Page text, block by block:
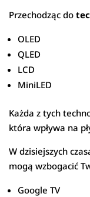
Przechodząc do
OLED
QLED
LCD
MiniLED
Każda z tych
która wpływa na
W dzisiejszych
mogą wzbogacić
Google TV